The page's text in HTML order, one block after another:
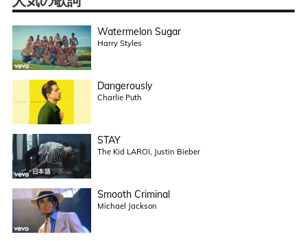
Watermelon Sugar
Harry Styles
Dangerously
Charlie Puth
STAY
The Kid LAROI, Justin Bieber
Smooth Criminal
Michael Jackson